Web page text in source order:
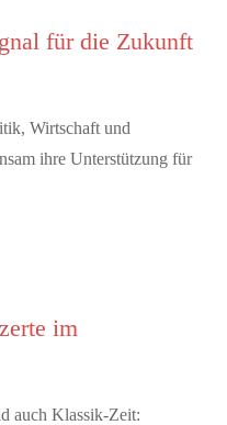
für die Zukunft
Wirtschaft und
ihre Unterstützung für
im
auch Klassik-Zeit: